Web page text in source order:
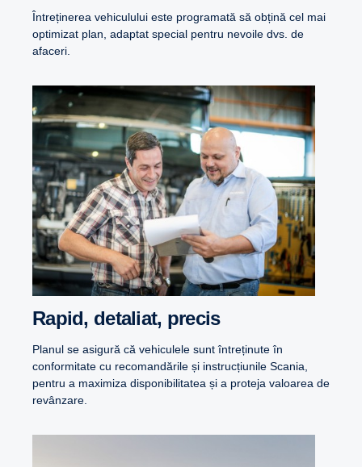
Întreținerea vehiculului este programată să obțină cel mai
optimizat plan, adaptat special pentru nevoile dvs. de
afaceri.
Rapid, detaliat, precis
Planul se asigură că vehiculele sunt întreținute în
conformitate cu recomandările și instrucțiunile Scania,
pentru a maximiza disponibilitatea și a proteja valoarea de
revânzare.